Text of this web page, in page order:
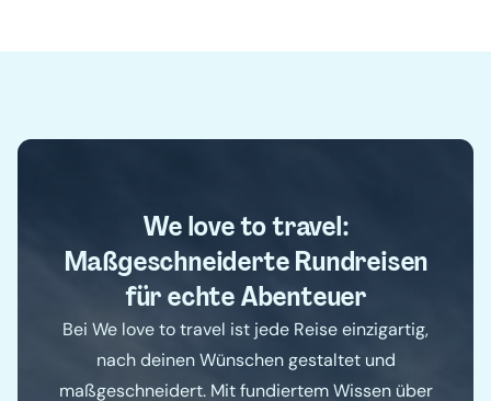
We love to travel:
Maßgeschneiderte Rundreisen
für echte Abenteuer
Bei We love to travel ist jede Reise einzigartig,
nach deinen Wünschen gestaltet und
maßgeschneidert. Mit fundiertem Wissen über